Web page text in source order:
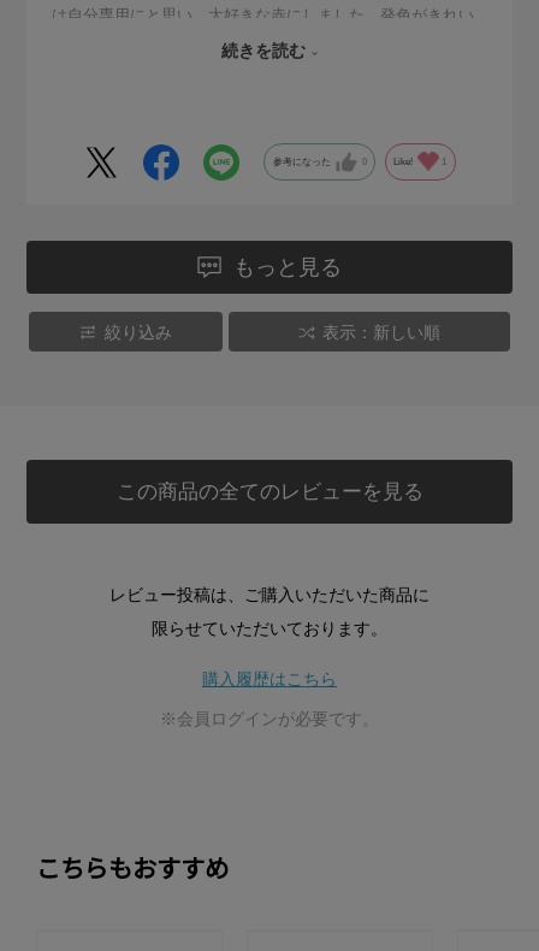
は自分専用にと思い、大好きな赤にしました。発色がきれい
でテンションあがります。いろいろな色を買ったので、カバ
続きを読む
参考になった 0 Like! 1
もっと見る
絞り込み 表示：新しい順
この商品の全てのレビューを見る
レビュー投稿は、ご購入いただいた商品に
限らせていただいております。
購入履歴はこちら
※会員ログインが必要です。
こちらもおすすめ